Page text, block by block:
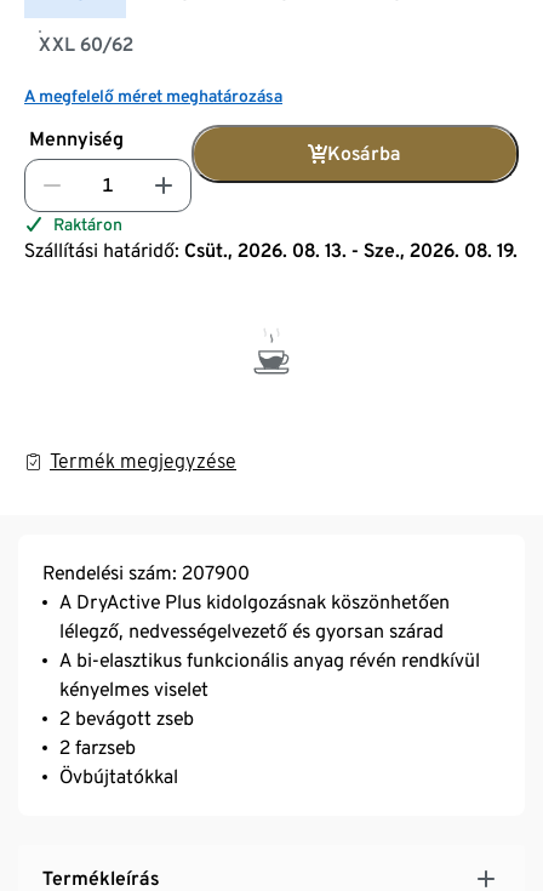
XXL 60/62
A megfelelő méret meghatározása
Mennyiség
Kosárba
Raktáron
Szállítási határidő: Csüt., 2026. 08. 13. - Sze., 2026. 08. 19.
Termék megjegyzése
Rendelési szám: 207900
A DryActive Plus kidolgozásnak köszönhetően
lélegző, nedvességelvezető és gyorsan szárad
A bi-elasztikus funkcionális anyag révén rendkívül
kényelmes viselet
2 bevágott zseb
2 farzseb
Övbújtatókkal
Termékleírás